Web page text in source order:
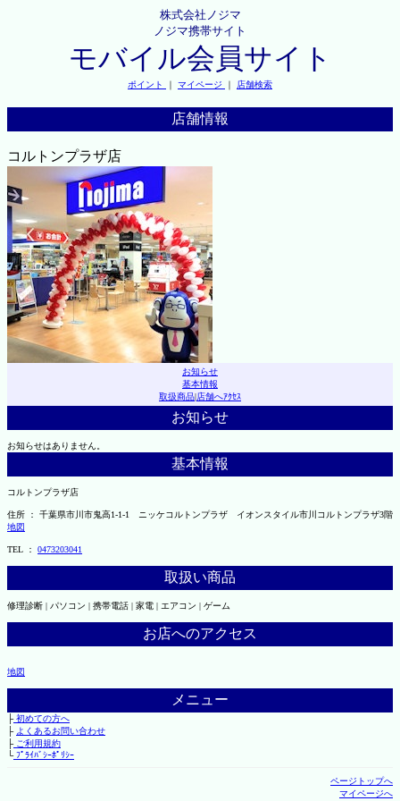
株式会社ノジマ
ノジマ携帯サイト
モバイル会員サイト
ポイント ｜ マイページ ｜ 店舗検索
店舗情報
コルトンプラザ店
お知らせ
基本情報
取扱商品|店舗へｱｸｾｽ
お知らせ
お知らせはありません。
基本情報
コルトンプラザ店
住所 ： 千葉県市川市鬼高1-1-1 ニッケコルトンプラザ イオンスタイル市川コルトンプラザ3階
地図
TEL ： 0473203041
取扱い商品
修理診断 | パソコン | 携帯電話 | 家電 | エアコン | ゲーム
お店へのアクセス
地図
メニュー
├初めての方へ
├ よくあるお問い合わせ
├ご利用規約
└ﾌﾟﾗｲﾊﾞｼｰﾎﾟﾘｼｰ
ページトップへ
マイページへ